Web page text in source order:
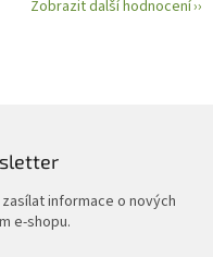
Zobrazit další hodnocení
informace o nových
e-shopu.